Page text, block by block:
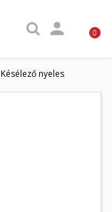
 0
Késélező nyeles